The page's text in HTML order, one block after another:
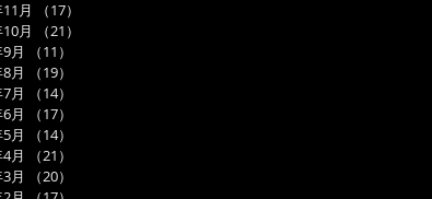
月
（17）
月
（21）
月
（11）
月
（19）
月
（14）
月
（17）
月
（14）
月
（21）
月
（20）